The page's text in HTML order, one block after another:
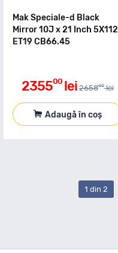
Mak Speciale-d Black
Mirror 10J x 21 Inch 5X112
ET19 CB66.45
235500 lei 265800 lei
Adaugă în coș
1 din 2